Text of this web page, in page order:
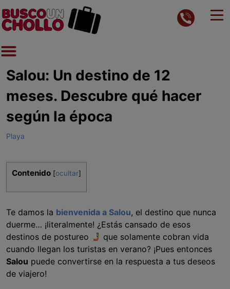
Salou: Un destino de 12
meses. Descubre qué hacer
según la época
Playa
Contenido [ocultar]
Te damos la bienvenida a Salou, el destino que nunca
duerme… ¡literalmente! ¿Estás cansado de esos
destinos de postureo
que solamente cobran vida
cuando llegan los turistas en verano? ¡Pues entonces
Salou puede convertirse en la respuesta a tus deseos
de viajero!